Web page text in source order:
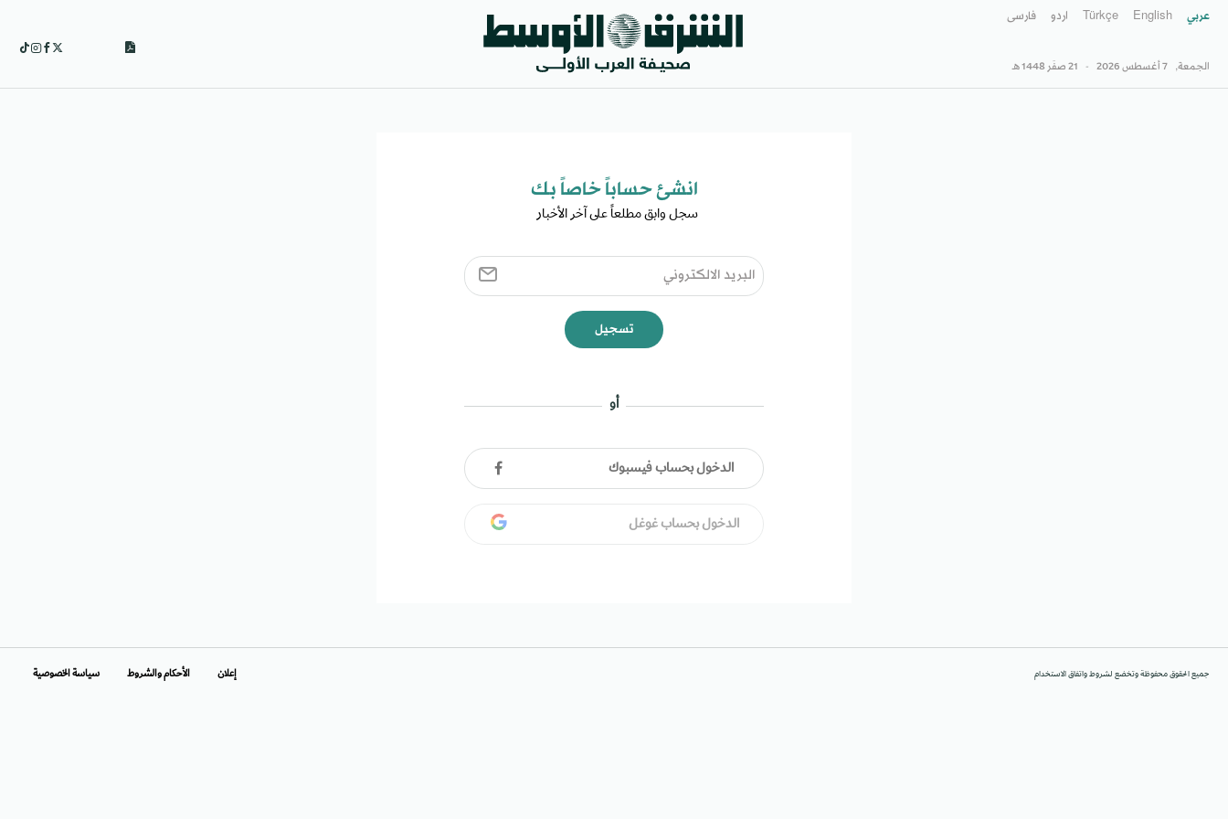
عربي English
Türkçe اردو فارسى
الجمعة, 7 أغسطس 2026 - 21 صفَر 1448 هـ
انشئ حساباً خاصاً بك​
سجل وابق مطلعاً على آخر الأخبار ​
تسجيل
أو
الدخول بحساب فيسبوك
الدخول بحساب غوغل
جميع الحقوق محفوظة وتخضع لشروط واتفاق الاستخدام إعلان الأحكام والشروط سياسة الخصوصية